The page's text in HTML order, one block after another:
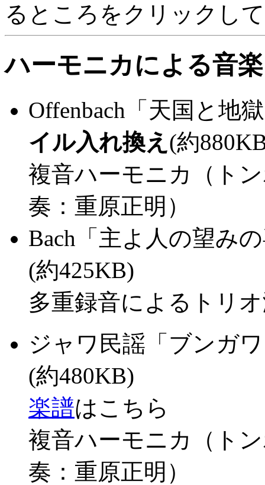
るところをクリックし
ハーモニカによる音楽
Offenbach「天国と
イル入れ換え (約
複音ハーモニカ（ト
奏：重原正明）
Bach「主よ人の望み
(約425KB)
多重録音によるトリ
ジャワ民謡「ブンガ
(約480KB)
楽譜はこちら
複音ハーモニカ（ト
奏：重原正明）